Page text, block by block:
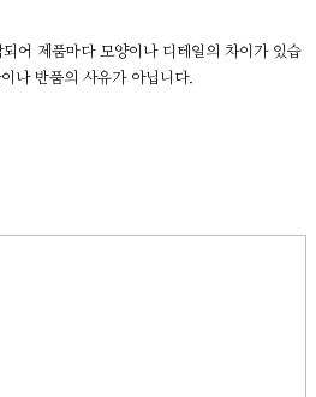
어 제품마다 모양이나 디테일의 차이가 있습
나 반품의 사유가 아닙니다.